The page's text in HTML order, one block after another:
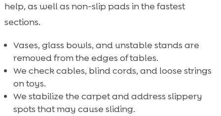
help, as well as non-slip pads in the fastest
sections.
Vases, glass bowls, and unstable stands are
removed from the edges of tables.
We check cables, blind cords, and loose strings
on toys.
We stabilize the carpet and address slippery
spots that may cause sliding.